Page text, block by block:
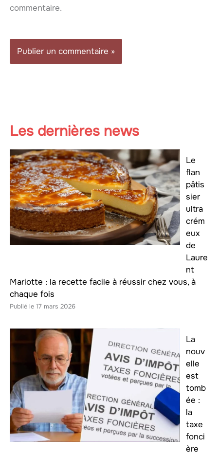
commentaire.
Les dernières news
Le
flan
pâtis
sier
ultra
crém
eux
de
Laure
nt
Mariotte : la recette facile à réussir chez vous, à
chaque fois
17 mars 2026
La
nouv
elle
est
tomb
ée :
la
taxe
fonci
ère